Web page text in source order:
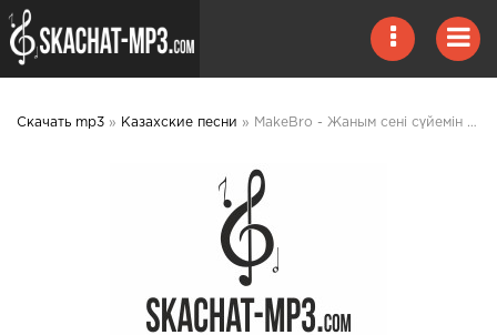
Скачать mp3 » Казахские песни » MakeBro - Жаным сені сүйемін 2020 mp3 скачать